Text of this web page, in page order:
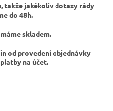
takže jakékoliv dotazy rády
do 48h.
skladem.
od provedení objednávky
na účet.